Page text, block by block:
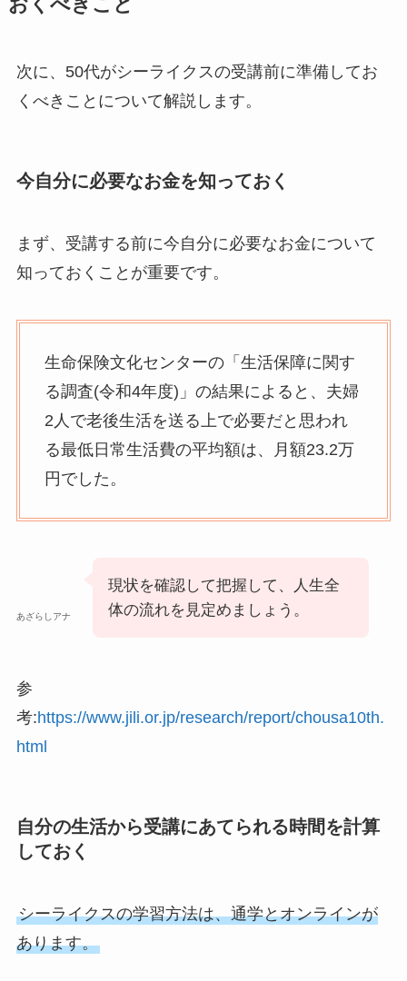
おくべきこと
次に、50代がシーライクスの受講前に準備してお
くべきことについて解説します。
今自分に必要なお金を知っておく
まず、受講する前に今自分に必要なお金について
知っておくことが重要です。
生命保険文化センターの「生活保障に関す
る調査(令和4年度)」の結果によると、夫婦
2人で老後生活を送る上で必要だと思われ
る最低日常生活費の平均額は、月額23.2万
円でした。
あざらしアナ
現状を確認して把握して、人生全
体の流れを見定めましょう。
参
考:https://www.jili.or.jp/research/report/chousa10th.
html
自分の生活から受講にあてられる時間を計算
しておく
シーライクスの学習方法は、通学とオンラインが
あります。